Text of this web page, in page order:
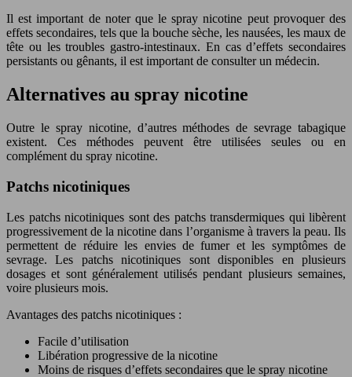
Il est important de noter que le spray nicotine peut provoquer des
effets secondaires, tels que la bouche sèche, les nausées, les maux de
tête ou les troubles gastro-intestinaux. En cas d’effets secondaires
persistants ou gênants, il est important de consulter un médecin.
Alternatives au spray nicotine
Outre le spray nicotine, d’autres méthodes de sevrage tabagique
existent. Ces méthodes peuvent être utilisées seules ou en
complément du spray nicotine.
Patchs nicotiniques
Les patchs nicotiniques sont des patchs transdermiques qui libèrent
progressivement de la nicotine dans l’organisme à travers la peau. Ils
permettent de réduire les envies de fumer et les symptômes de
sevrage. Les patchs nicotiniques sont disponibles en plusieurs
dosages et sont généralement utilisés pendant plusieurs semaines,
voire plusieurs mois.
Avantages des patchs nicotiniques :
Facile d’utilisation
Libération progressive de la nicotine
Moins de risques d’effets secondaires que le spray nicotine